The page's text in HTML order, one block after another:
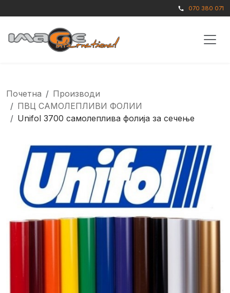
call 070 380 071
Почетна
Производи
ПВЦ САМОЛЕПЛИВИ ФОЛИИ
Unifol 3700 самолеплива фолија за сечење